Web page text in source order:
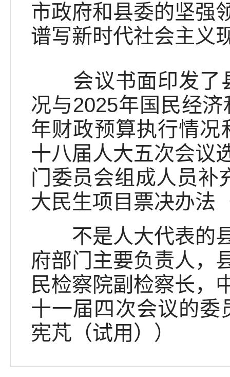
市政府和县委的坚强
谱写新时代社会主义
会议书面印发了县
况与2025年国民经
年财政预算执行情况
十八届人大五次会议
门委员会组成人员补
大民生项目票决办法
不是人大代表的县
府部门主要负责人，
民检察院副检察长，
十一届四次会议的
宪芃（试用））